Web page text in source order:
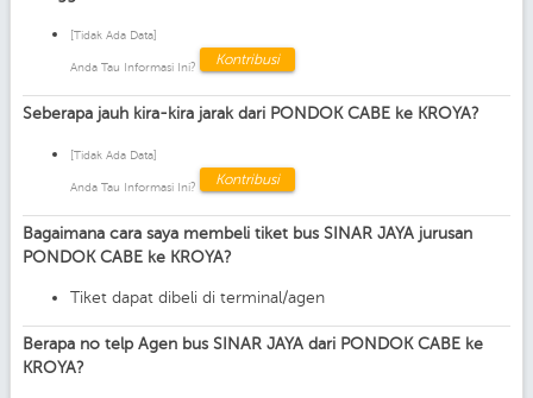
[Tidak Ada Data]
Anda Tau Informasi Ini? Kontribusi
Seberapa jauh kira-kira jarak dari PONDOK CABE ke KROYA?
[Tidak Ada Data]
Anda Tau Informasi Ini? Kontribusi
Bagaimana cara saya membeli tiket bus SINAR JAYA jurusan
PONDOK CABE ke KROYA?
Tiket dapat dibeli di terminal/agen
Berapa no telp Agen bus SINAR JAYA dari PONDOK CABE ke
KROYA?